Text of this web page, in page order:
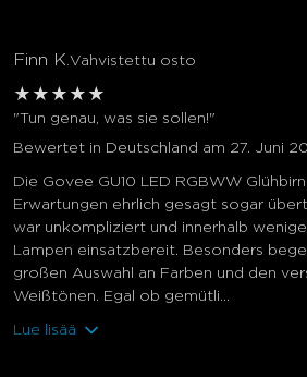
Finn K. Vahvistettu osto
★ ★ ★ ★ ★
"Tun genau, was sie sollen!"
Bewertet in Deutschland am 27. Juni
Die Govee GU10 LED RGBWW
Erwartungen ehrlich gesagt sogar
war unkompliziert und innerhalb
Lampen einsatzbereit. Besonders
großen Auswahl an Farben und den
Weißtönen. Egal ob gemütli...
Lue lisää